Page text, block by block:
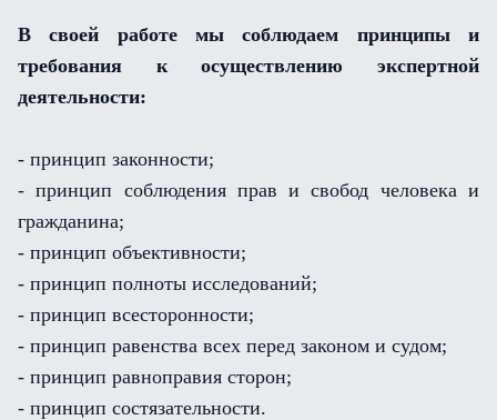
В своей работе мы соблюдаем принципы и
требования к осуществлению экспертной
деятельности:
- принцип законности;
- принцип соблюдения прав и свобод человека и
гражданина;
- принцип объективности;
- принцип полноты исследований;
- принцип всесторонности;
- принцип равенства всех перед законом и судом;
- принцип равноправия сторон;
- принцип состязательности.